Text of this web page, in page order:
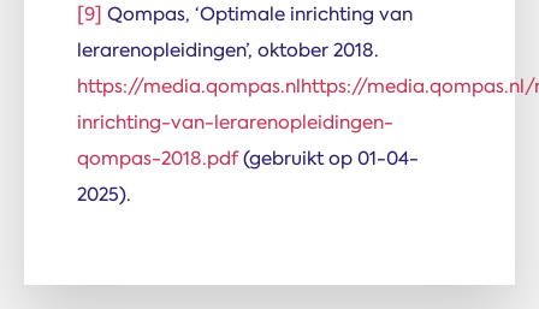
[9] Qompas, ‘Optimale inrichting van
lerarenopleidingen’, oktober 2018.
https://media.qompas.nlhttps://
inrichting-van-lerarenopleidingen-
qompas-2018.pdf(gebruikt op 01-04-
2025).